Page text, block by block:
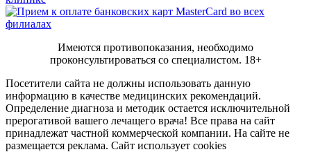
Имеются противопоказания, необходимо
проконсультироваться со специалистом. 18+
Посетители сайта не должны использовать данную
информацию в качестве медицинских рекомендаций.
Определение диагноза и методик остается исключительной
прерогативой вашего лечащего врача! Все права на сайт
принадлежат частной коммерческой компании. На сайте не
размещается реклама. Сайт использует cookies